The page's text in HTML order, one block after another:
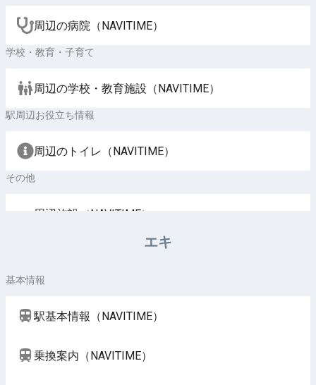
周辺の病院（NAVITIME）
学校・教育・子育て
周辺の学校・教育施設（NAVITIME）
駅周辺お役立ち情報
周辺のトイレ（NAVITIME）
その他
周辺施設（NAVITIME）
エキ
基本情報
駅基本情報（NAVITIME）
乗換案内（NAVITIME）